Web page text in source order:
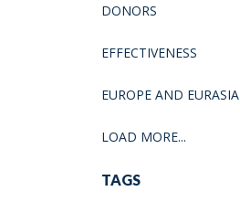
DONORS
EFFECTIVENESS
EUROPE AND EURASIA
LOAD MORE...
TAGS